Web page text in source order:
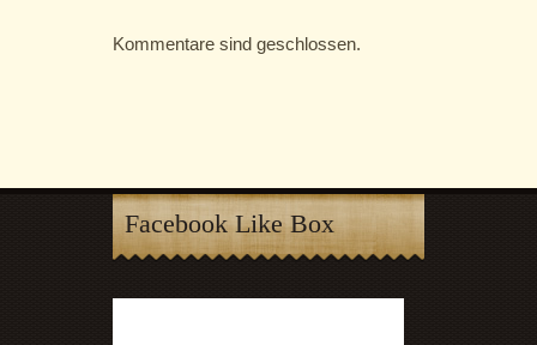
Kommentare sind geschlossen.
Facebook Like Box